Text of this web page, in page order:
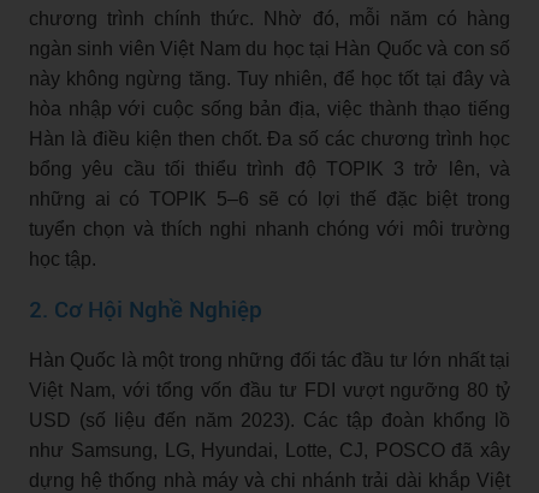
chương trình chính thức. Nhờ đó, mỗi năm có hàng
ngàn sinh viên Việt Nam du học tại Hàn Quốc và con số
này không ngừng tăng. Tuy nhiên, để học tốt tại đây và
hòa nhập với cuộc sống bản địa, việc thành thạo tiếng
Hàn là điều kiện then chốt. Đa số các chương trình học
bổng yêu cầu tối thiểu trình độ TOPIK 3 trở lên, và
những ai có TOPIK 5–6 sẽ có lợi thế đặc biệt trong
tuyển chọn và thích nghi nhanh chóng với môi trường
học tập.
2. Cơ Hội Nghề Nghiệp
Hàn Quốc là một trong những đối tác đầu tư lớn nhất tại
Việt Nam, với tổng vốn đầu tư FDI vượt ngưỡng 80 tỷ
USD (số liệu đến năm 2023). Các tập đoàn khổng lồ
như Samsung, LG, Hyundai, Lotte, CJ, POSCO đã xây
dựng hệ thống nhà máy và chi nhánh trải dài khắp Việt